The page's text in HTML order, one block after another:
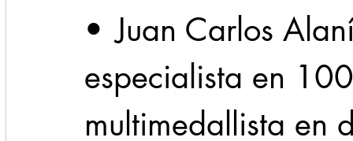
•	Juan Carlos Alanís Prieto de Atletismo,
especialista en
multimedallista en